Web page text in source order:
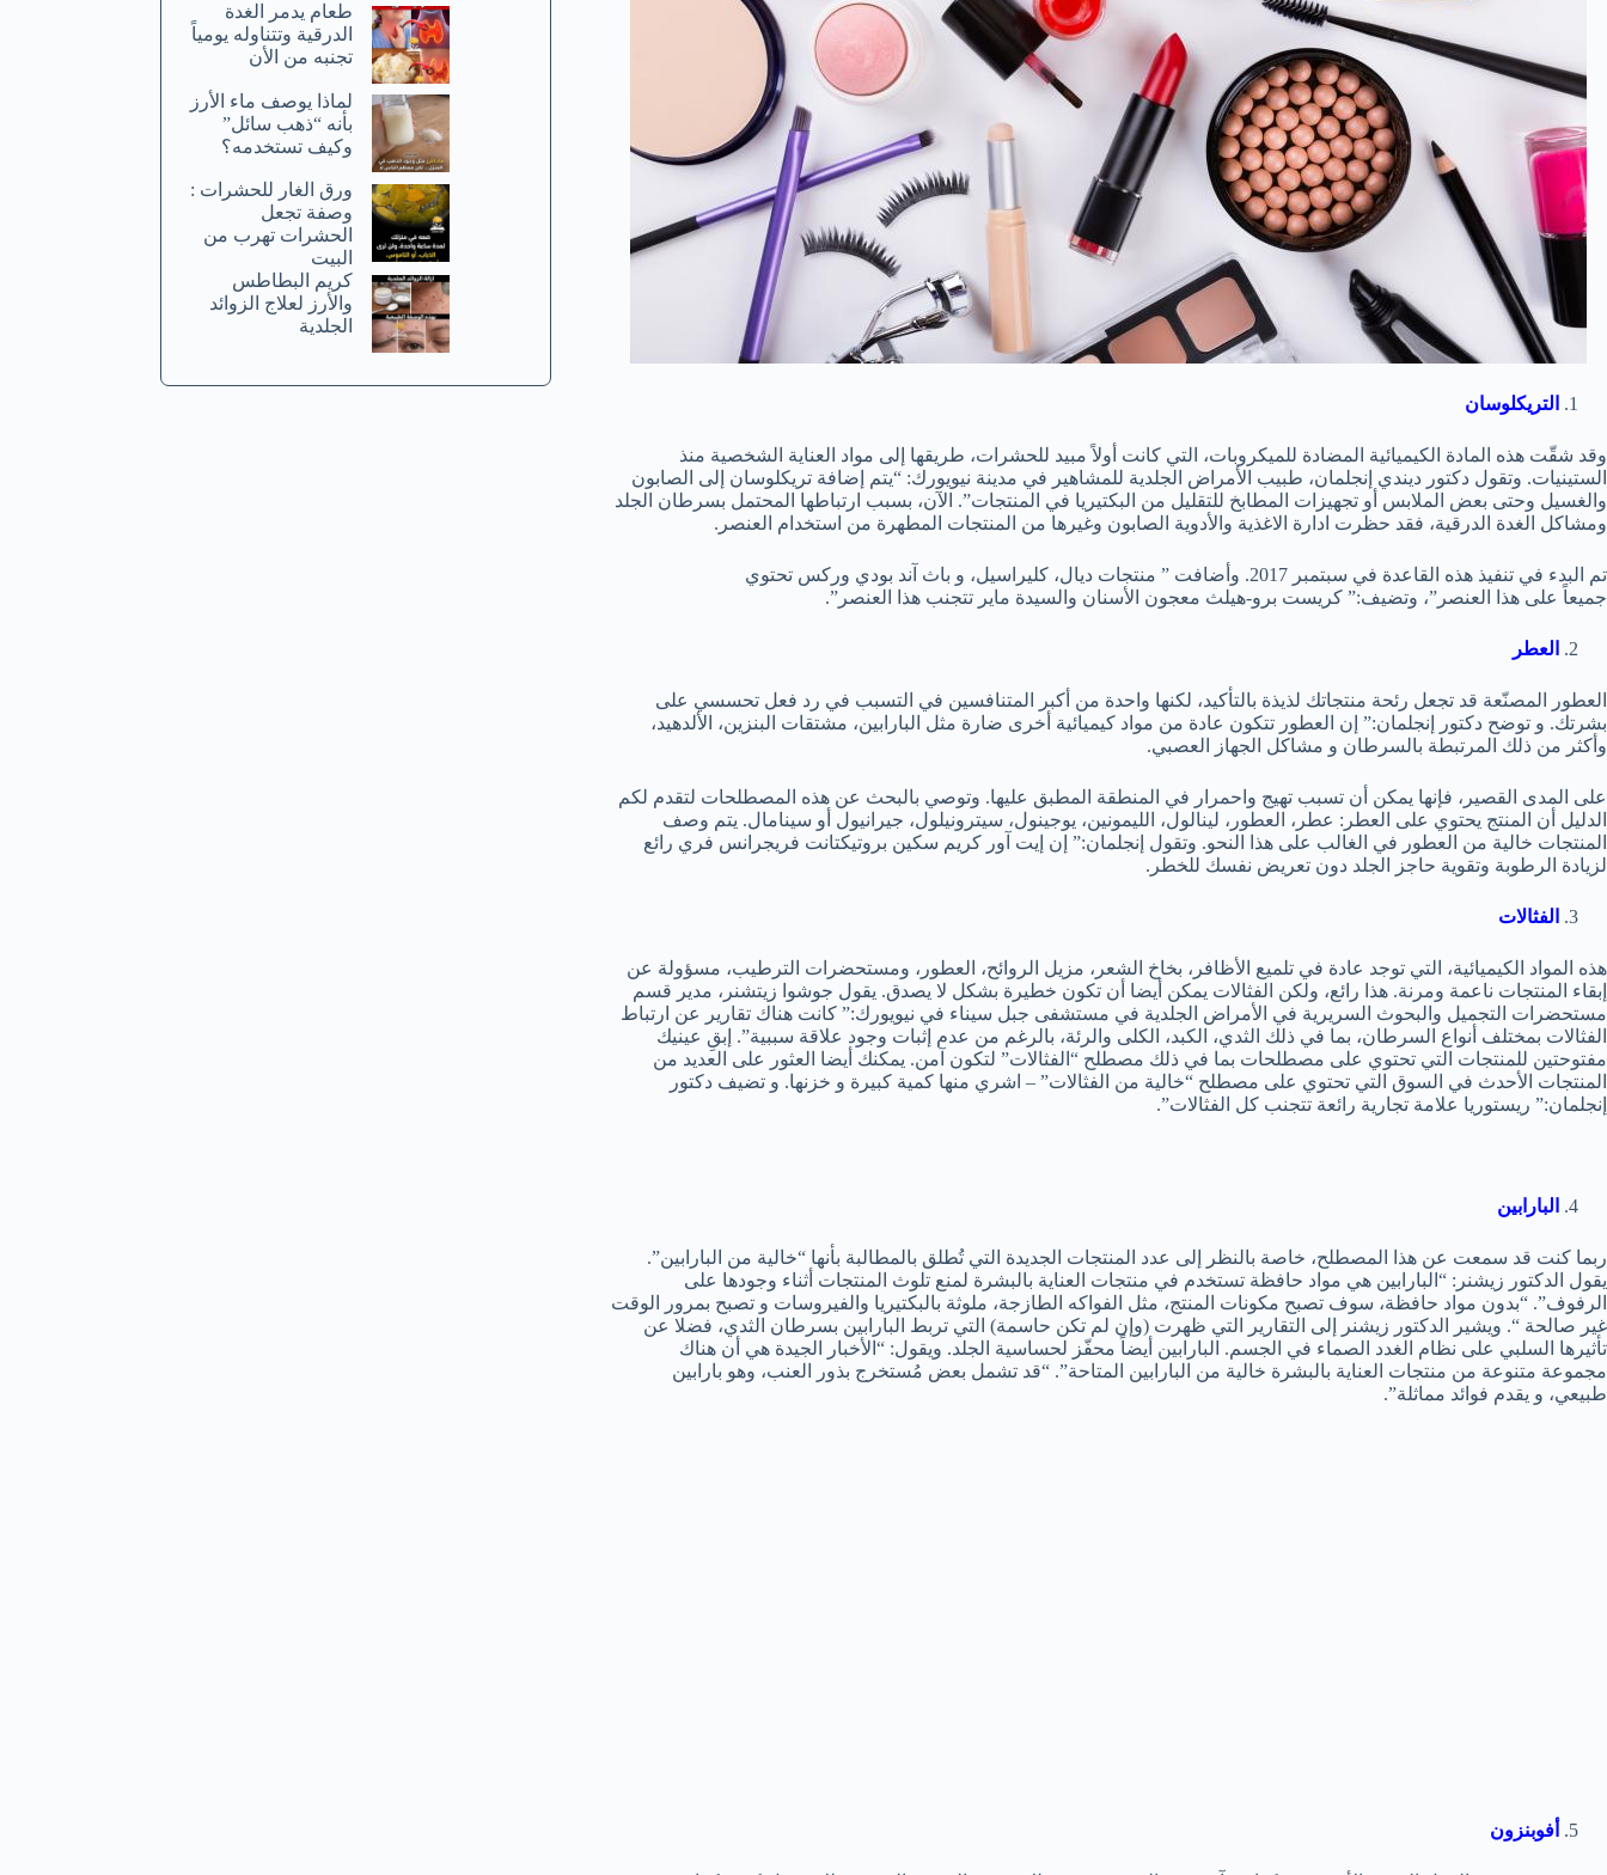
التريكلوسان
وقد شقّت هذه المادة الكيميائية المضادة للميكروبات، التي كانت أولاً مبيد للحشرات، طريقها إلى مواد العناية الشخصية منذ
الستينيات. وتقول دكتور ديندي إنجلمان، طبيب الأمراض الجلدية للمشاهير في مدينة نيويورك: “يتم إضافة تريكلوسان إلى الصابون
والغسيل وحتى بعض الملابس أو تجهيزات المطابخ للتقليل من البكتيريا في المنتجات”. الآن، بسبب ارتباطها المحتمل بسرطان الجلد
ومشاكل الغدة الدرقية، فقد حظرت ادارة الاغذية والأدوية الصابون وغيرها من المنتجات المطهرة من استخدام العنصر.
تم البدء في تنفيذ هذه القاعدة في سبتمبر 2017. وأضافت ” منتجات ديال، كليراسيل، و باث آند بودي وركس تحتوي
جميعاً على هذا العنصر”، وتضيف:” كريست برو-هيلث معجون الأسنان والسيدة ماير تتجنب هذا العنصر”.
العطر
العطور المصنّعة قد تجعل رئحة منتجاتك لذيذة بالتأكيد، لكنها واحدة من أكبر المتنافسين في التسبب في رد فعل تحسسي على
بشرتك. و توضح دكتور إنجلمان:” إن العطور تتكون عادة من مواد كيميائية أخرى ضارة مثل البارابين، مشتقات البنزين، الألدهيد،
وأكثر من ذلك المرتبطة بالسرطان و مشاكل الجهاز العصبي.
على المدى القصير، فإنها يمكن أن تسبب تهيج واحمرار في المنطقة المطبق عليها. وتوصي بالبحث عن هذه المصطلحات لتقدم لكم
الدليل أن المنتج يحتوي على العطر: عطر، العطور، لينالول، الليمونين، يوجينول، سيترونيلول، جيرانيول أو سينامال. يتم وصف
المنتجات خالية من العطور في الغالب على هذا النحو. وتقول إنجلمان:” إن إيت آور كريم سكين بروتيكتانت فريجرانس فري رائع
لزيادة الرطوبة وتقوية حاجز الجلد دون تعريض نفسك للخطر.
الفثالات
هذه المواد الكيميائية، التي توجد عادة في تلميع الأظافر، بخاخ الشعر، مزيل الروائح، العطور، ومستحضرات الترطيب، مسؤولة عن
إبقاء المنتجات ناعمة ومرنة. هذا رائع، ولكن الفثالات يمكن أيضا أن تكون خطيرة بشكل لا يصدق. يقول جوشوا زيتشنر، مدير قسم
مستحضرات التجميل والبحوث السريرية في الأمراض الجلدية في مستشفى جبل سيناء في نيويورك:” كانت هناك تقارير عن ارتباط
الفثالات بمختلف أنواع السرطان، بما في ذلك الثدي، الكبد، الكلى والرئة، بالرغم من عدم إثبات وجود علاقة سببية”. إبقِ عينيك
مفتوحتين للمنتجات التي تحتوي على مصطلحات بما في ذلك مصطلح “الفثالات” لتكون آمن. يمكنك أيضا العثور على العديد من
المنتجات الأحدث في السوق التي تحتوي على مصطلح “خالية من الفثالات” – اشري منها كمية كبيرة و خزنها. و تضيف دكتور
إنجلمان:” ريستوريا علامة تجارية رائعة تتجنب كل الفثالات”.
البارابين
ربما كنت قد سمعت عن هذا المصطلح، خاصة بالنظر إلى عدد المنتجات الجديدة التي تُطلق بالمطالبة بأنها “خالية من البارابين”.
يقول الدكتور زيشنر: “البارابين هي مواد حافظة تستخدم في منتجات العناية بالبشرة لمنع تلوث المنتجات أثناء وجودها على
الرفوف”. “بدون مواد حافظة، سوف تصبح مكونات المنتج، مثل الفواكه الطازجة، ملوثة بالبكتيريا والفيروسات و تصبح بمرور الوقت
غير صالحة “. ويشير الدكتور زيشنر إلى التقارير التي ظهرت (وإن لم تكن حاسمة) التي تربط البارابين بسرطان الثدي، فضلا عن
تأثيرها السلبي على نظام الغدد الصماء في الجسم. البارابين أيضاً محفّز لحساسية الجلد. ويقول: “الأخبار الجيدة هي أن هناك
مجموعة متنوعة من منتجات العناية بالبشرة خالية من البارابين المتاحة”. “قد تشمل بعض مُستخرج بذور العنب، وهو بارابين
طبيعي، و يقدم فوائد مماثلة”.
أفوبنزون
طعام يدمر الغدة
الدرقية وتتناوله يومياً
تجنبه من الأن
لماذا يوصف ماء الأرز
بأنه “ذهب سائل”
وكيف تستخدمه؟
ورق الغار للحشرات :
وصفة تجعل
الحشرات تهرب من
البيت
كريم البطاطس
والأرز لعلاج الزوائد
الجلدية